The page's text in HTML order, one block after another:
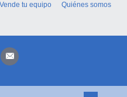
Vende tu equipo
Quiénes somos